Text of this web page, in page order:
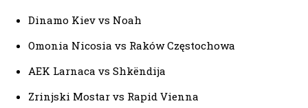
Dinamo Kiev vs Noah
Omonia Nicosia vs Raków Częstochowa
AEK Larnaca vs Shkëndija
Zrinjski Mostar vs Rapid Vienna